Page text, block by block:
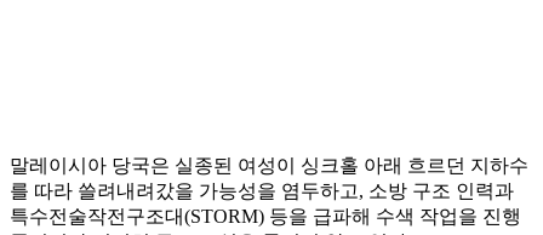
말레이시아 당국은 실종된 여성이 싱크홀 아래 흐르던 지하수
를 따라 쓸려내려갔을 가능성을 염두하고, 소방 구조 인력과
특수전술작전구조대(STORM) 등을 급파해 수색 작업을 진행